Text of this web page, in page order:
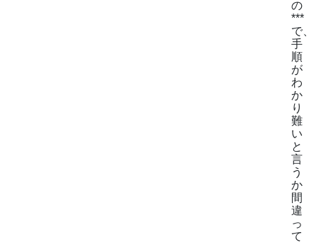
の
***
で、
手
順
が
わ
か
り
難
い
と
言
う
か
間
違
っ
て